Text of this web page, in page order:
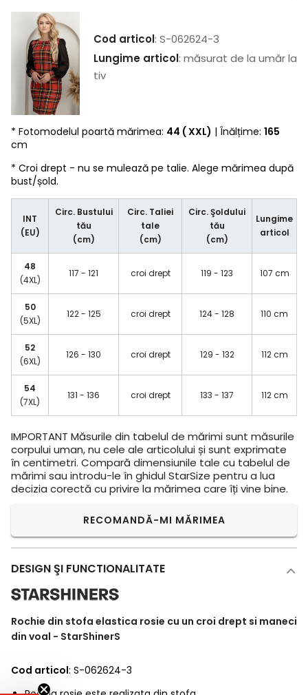
Cod articol: S-062624-3
Lungime articol: măsurat de la umăr la
tiv
* Fotomodelul poartă mărimea: 44 ( XXL) | Înălțime: 165
cm
* Croi drept - nu se mulează pe talie. Alege mărimea după
bust/șold.
INT
(EU)
Circ. Bustului
tău
(cm)
Circ. Taliei
tale
(cm)
Circ. Şoldului
tău
(cm)
Lungime
articol
48
(4XL)
117 - 121 croi drept 119 - 123 107 cm
50
(5XL)
122 - 125 croi drept 124 - 128 110 cm
52
(6XL)
126 - 130 croi drept 129 - 132 112 cm
54
(7XL)
131 - 136 croi drept 133 - 137 112 cm
IMPORTANT Măsurile din tabelul de mărimi sunt măsurile
corpului uman, nu cele ale articolului și sunt exprimate
în centimetri. Compară dimensiunile tale cu tabelul de
mărimi sau introdu-le în ghidul StarSize pentru a lua
decizia corectă cu privire la mărimea care îți vine bine.
RECOMANDĂ-MI MĂRIMEA
DESIGN ŞI FUNCTIONALITATE
Rochie din stofa elastica rosie cu un croi drept si maneci
din voal - StarShinerS
Cod articol: S-062624-3